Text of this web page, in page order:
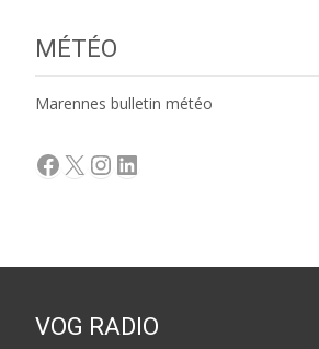
MÉTÉO
Marennes bulletin météo
Facebook
X Instagram
LinkedIn
VOG RADIO